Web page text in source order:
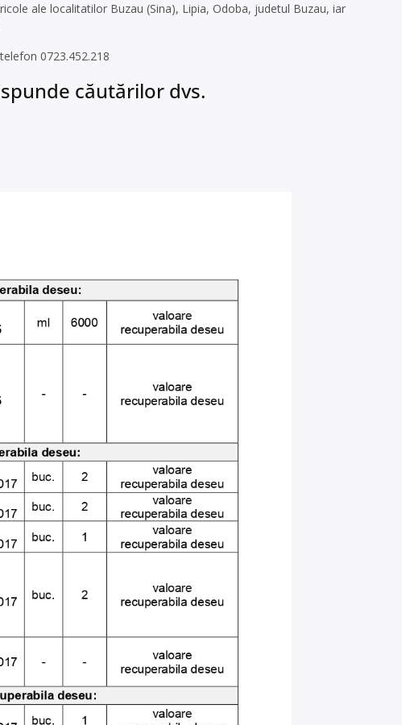
ale localitatilor Buzau (Sina), Lipia, Odoba, judetul Buzau, iar
0723.452.218
căutărilor dvs.